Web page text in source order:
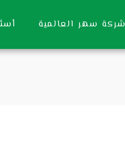
شركة سهر العالمية